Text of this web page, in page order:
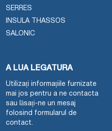
SERRES
INSULA THASSOS
SALONIC
A LUA LEGATURA
Utilizați informațiile furnizate
mai jos pentru a ne contacta
sau lăsați-ne un mesaj
folosind formularul de
contact.